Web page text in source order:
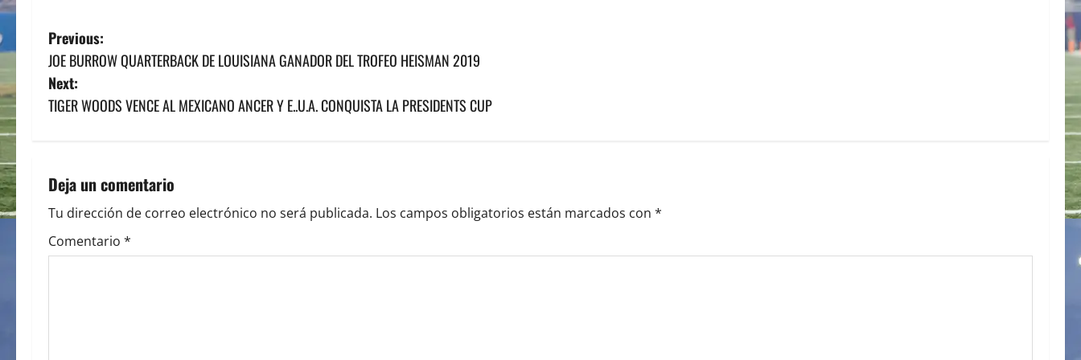
P
o
s
n
a
v
Previous:
JOE BURROW QUARTERBACK DE LOUISIANA GANADOR DEL TROFEO HEISMAN 2019
Next:
TIGER WOODS VENCE AL MEXICANO ANCER Y E..U.A. CONQUISTA LA PRESIDENTS CUP
Deja un comentario
Tu dirección de correo electrónico no será publicada. Los campos obligatorios están marcados con *
Comentario *